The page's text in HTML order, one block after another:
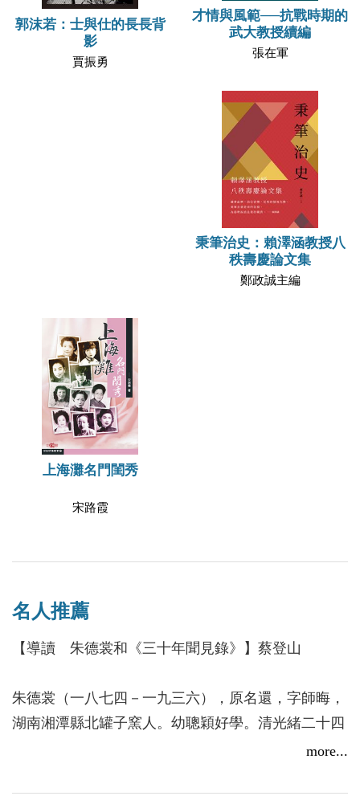
郭沫若：士與仕的長長背
影
賈振勇
才情與風範──抗戰時期的
武大教授續編
張在軍
秉筆治史：賴澤涵教授八
秩壽慶論文集
鄭政誠主編
上海灘名門閨秀
宋路霞
名人推薦
【導讀 朱德裳和《三十年聞見錄》】蔡登山
朱德裳（一八七四－一九三六），原名還，字師晦，
湖南湘潭縣北罐子窯人。幼聰穎好學。清光緒二十四
年（一八九八），康有為、譚嗣同、唐才常等倡維新
more...